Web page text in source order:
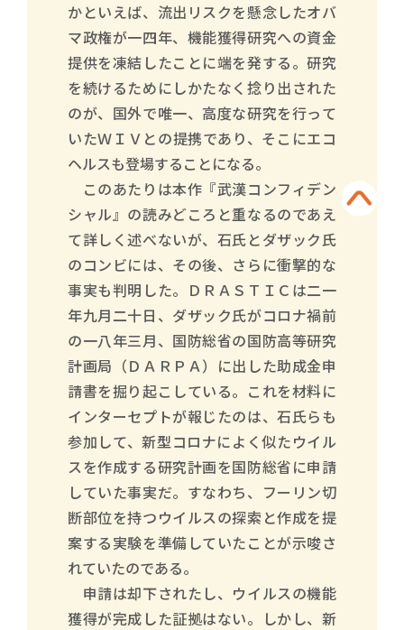
かといえば、流出リスクを懸念したオバ
マ政権が一四年、機能獲得研究への資金
提供を凍結したことに端を発する。研究
を続けるためにしかたなく捻り出された
のが、国外で唯一、高度な研究を行って
いたＷＩＶとの提携であり、そこにエコ
ヘルスも登場することになる。
このあたりは本作『武漢コンフィデン
シャル』の読みどころと重なるのであえ
て詳しく述べないが、石氏とダザック氏
のコンビには、その後、さらに衝撃的な
事実も判明した。ＤＲＡＳＴＩＣは二一
年九月二十日、ダザック氏がコロナ禍前
の一八年三月、国防総省の国防高等研究
計画局（ＤＡＲＰＡ）に出した助成金申
請書を掘り起こしている。これを材料に
インターセプトが報じたのは、石氏らも
参加して、新型コロナによく似たウイル
スを作成する研究計画を国防総省に申請
していた事実だ。すなわち、フーリン切
断部位を持つウイルスの探索と作成を提
案する実験を準備していたことが示唆さ
れていたのである。
申請は却下されたし、ウイルスの機能
獲得が完成した証拠はない。しかし、新